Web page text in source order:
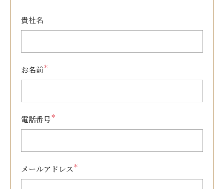
貴社名
お名前＊
電話番号＊
メールアドレス ＊